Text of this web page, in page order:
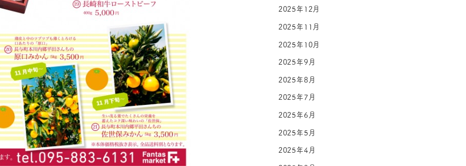
2025年12月
2025年11月
2025年10月
2025年9月
2025年8月
2025年7月
2025年6月
2025年5月
2025年4月